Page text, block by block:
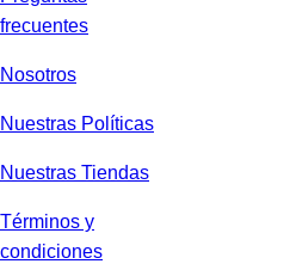
frecuentes
Nosotros
Nuestras Políticas
Nuestras Tiendas
Términos y
condiciones